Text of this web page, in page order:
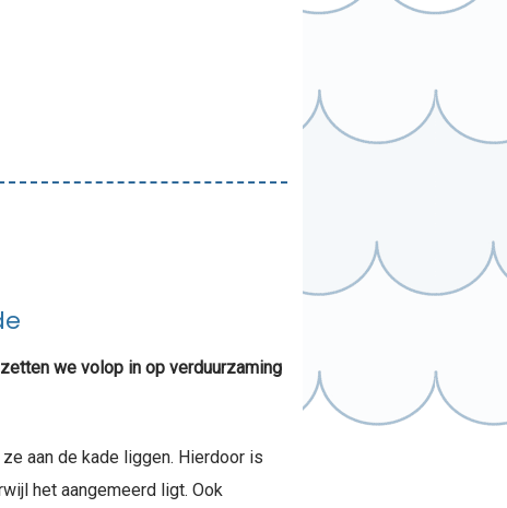
we volop in op verduurzaming
aan de kade liggen. Hierdoor is
het aangemeerd ligt. Ook